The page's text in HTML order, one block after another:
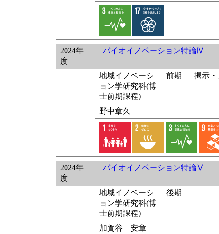
2024年
度
| バイオイノベーション特論Ⅳ
地域イノベーシ
ョン学研究科(博
士前期課程)
前期 掲示
野中章久
2024年
度
| バイオイノベーション特論Ⅴ
地域イノベーシ
ョン学研究科(博
士前期課程)
後期
加賀谷 安章